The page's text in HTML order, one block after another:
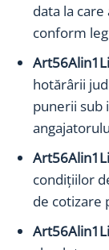
data la
conform
hotărârii
punerii sub
condițiilor
de cotizare